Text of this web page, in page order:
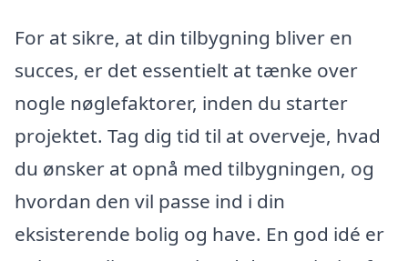
For at sikre, at din tilbygning bliver en
succes, er det essentielt at tænke over
nogle nøglefaktorer, inden du starter
projektet. Tag dig tid til at overveje, hvad
du ønsker at opnå med tilbygningen, og
hvordan den vil passe ind i din
eksisterende bolig og have. En god idé er